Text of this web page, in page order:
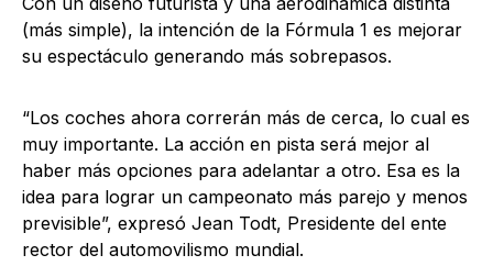
(más simple), la intención de la Fórmula 1 es mejorar
su espectáculo generando más sobrepasos.
“Los coches ahora correrán más de cerca, lo cual es
muy importante. La acción en pista será mejor al
haber más opciones para adelantar a otro. Esa es la
idea para lograr un campeonato más parejo y menos
previsible”, expresó Jean Todt, Presidente del ente
rector del automovilismo mundial.